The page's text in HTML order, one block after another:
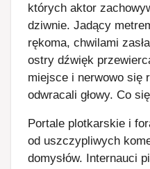
których aktor
dziwnie. Jadący
rękoma, chwilami
ostry dźwięk
miejsce i nerwowo się
odwracali głowy. Co
Portale plotkarskie i
od uszczypliwych
domysłów. Internauci